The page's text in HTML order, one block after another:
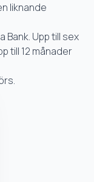
liknande
Bank. Upp till sex
till 12 månader